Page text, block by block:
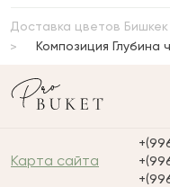
Доставка цветов Бишкек
Композиция Глубина
Карта сайта